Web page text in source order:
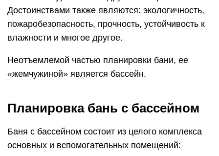
Достоинствами также являются: экологичность,
пожаробезопасность, прочность, устойчивость к
влажности и многое другое.
Неотъемлемой частью планировки бани, ее
«жемчужиной» является бассейн.
Планировка бань с бассейном
Баня с бассейном состоит из целого комплекса
основных и вспомогательных помещений: